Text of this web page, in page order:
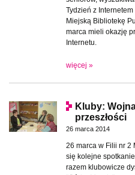
Tydzień z
Miejską Bibliotekę
marca mieli okazję
Internetu.
więcej »
Kluby:
przeszłości
26 marca 2014
26 marca w Filii nr 2
się kolejne
razem klubowicze